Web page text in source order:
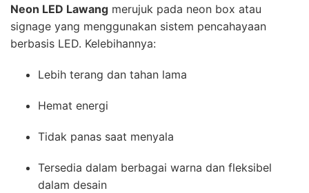
Neon LED Lawang merujuk pada neon box atau
signage yang menggunakan sistem pencahayaan
berbasis LED. Kelebihannya:
Lebih terang dan tahan lama
Hemat energi
Tidak panas saat menyala
Tersedia dalam berbagai warna dan fleksibel
dalam desain